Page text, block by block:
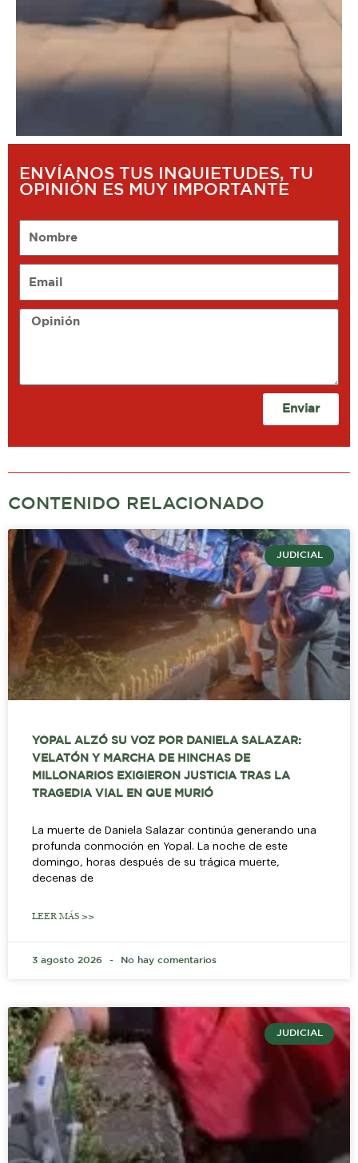
ENVÍANOS TUS INQUIETUDES, TU
OPINIÓN ES MUY IMPORTANTE
Opinión
Enviar
CONTENIDO RELACIONADO
JUDICIAL
YOPAL ALZÓ SU VOZ POR DANIELA SALAZAR:
VELATÓN Y MARCHA DE HINCHAS DE
MILLONARIOS EXIGIERON JUSTICIA TRAS LA
TRAGEDIA VIAL EN QUE MURIÓ
La muerte de Daniela Salazar continúa generando una
profunda conmoción en Yopal. La noche de este
domingo, horas después de su trágica muerte,
decenas de
LEER MÁS >>
3 agosto 2026 No hay comentarios
JUDICIAL